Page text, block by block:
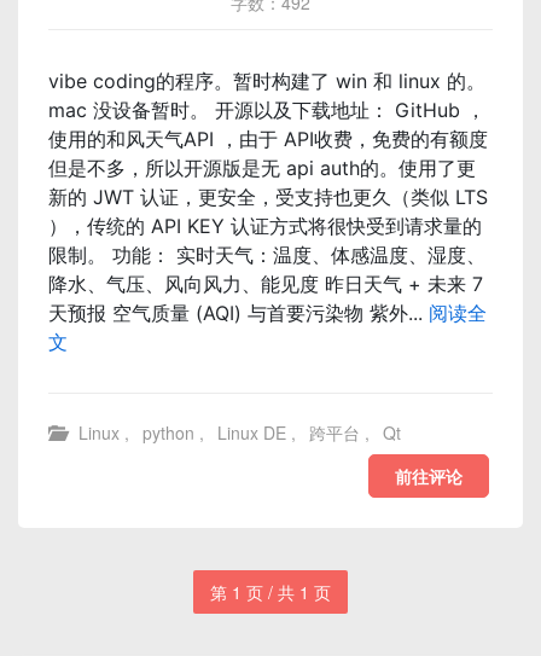
vibe coding的程序。暂时构建了 win 和 linux 的。
mac 没设备暂时。 开源以及下载地址： GitHub ，
使用的和风天气API ，由于 API收费，免费的有额度
但是不多，所以开源版是无 api auth的。使用了更
新的 JWT 认证，更安全，受支持也更久（类似 LTS
），传统的 API KEY 认证方式将很快受到请求量的
限制。 功能： 实时天气：温度、体感温度、湿度、
降水、气压、风向风力、能见度 昨日天气 + 未来 7
天预报 空气质量 (AQI) 与首要污染物 紫外... 阅读全
文
Linux , python , Linux DE , 跨平台 , Qt
前往评论
第 1 页 / 共 1 页